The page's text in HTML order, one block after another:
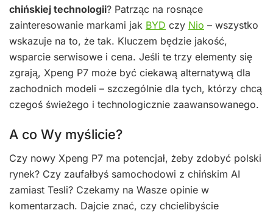
chińskiej technologii? Patrząc na rosnące
zainteresowanie markami jak BYD czy Nio – wszystko
wskazuje na to, że tak. Kluczem będzie jakość,
wsparcie serwisowe i cena. Jeśli te trzy elementy się
zgrają, Xpeng P7 może być ciekawą alternatywą dla
zachodnich modeli – szczególnie dla tych, którzy chcą
czegoś świeżego i technologicznie zaawansowanego.
A co Wy myślicie?
Czy nowy Xpeng P7 ma potencjał, żeby zdobyć polski
rynek? Czy zaufałbyś samochodowi z chińskim AI
zamiast Tesli? Czekamy na Wasze opinie w
komentarzach. Dajcie znać, czy chcielibyście